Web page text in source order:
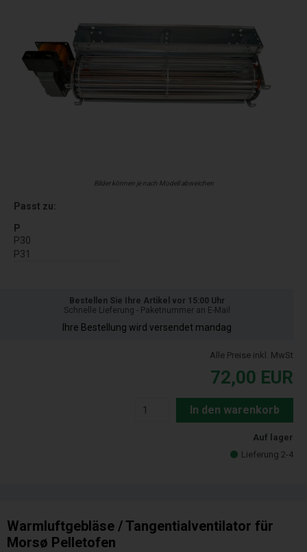
Bilder können je nach Modell abweichen
Passt zu:
P
P30
P31
Bestellen Sie Ihre Artikel vor 15:00 Uhr
Schnelle Lieferung - Paketnummer an E-Mail
Ihre Bestellung wird versendet mandag
Alle Preise inkl. MwSt
72,00 EUR
In den warenkorb
Auf lager
Lieferung 2-4
Warmluftgebläse / Tangentialventilator für
Morsø Pelletofen